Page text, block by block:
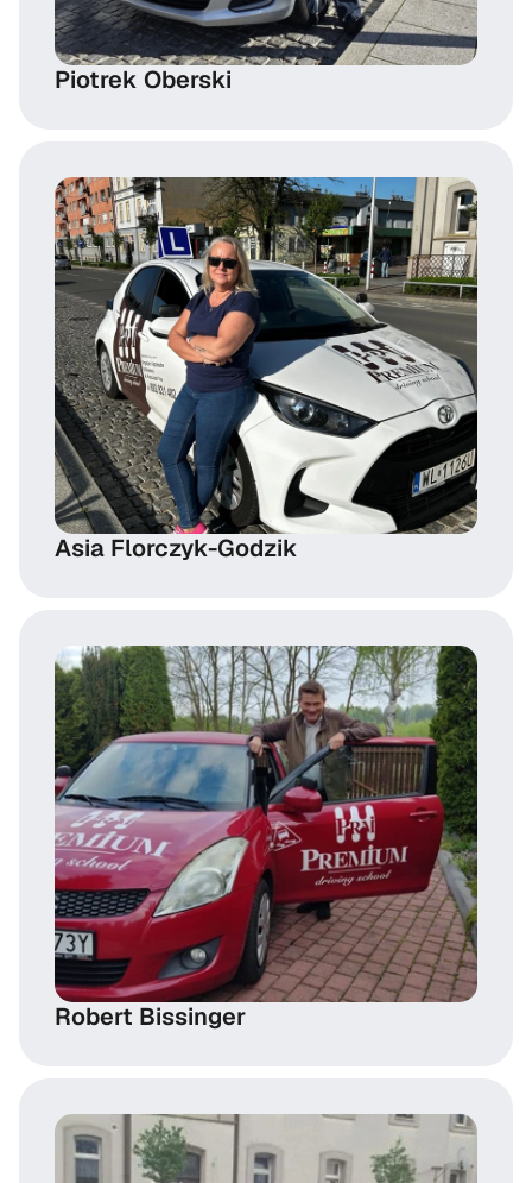
Piotrek Oberski
Asia Florczyk-Godzik
Robert Bissinger